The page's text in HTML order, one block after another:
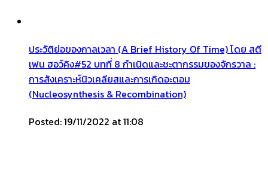
ประวัติย่อของกาลเวลา (A Brief History Of Time) โดย สตี
เฟน ฮอว์คิง#52 บทที่ 8 กำเนิดและชะตากรรมของจักรวาล :
การสังเคราะห์นิวเคลียสและการเกิดอะตอม
(Nucleosynthesis & Recombination)
Posted: 19/11/2022 at 11:08